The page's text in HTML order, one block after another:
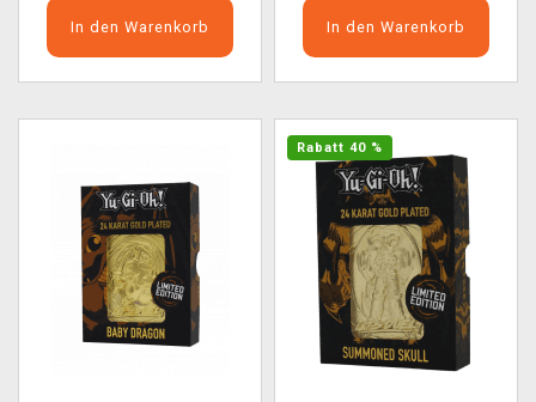
In den Warenkorb In den Warenkorb
Rabatt 40 %